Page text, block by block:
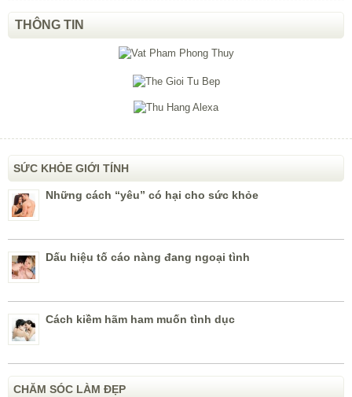
THÔNG TIN
SỨC KHỎE GIỚI TÍNH
Những cách “yêu” có hại cho sức khỏe
Dấu hiệu tố cáo nàng đang ngoại tình
Cách kiềm hãm ham muốn tình dục
CHĂM SÓC LÀM ĐẸP